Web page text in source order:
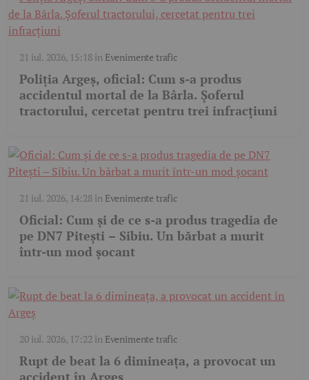
21 iul. 2026, 15:18în Evenimente trafic
Poliția Argeș, oficial: Cum s-a produs
accidentul mortal de la Bârla. Șoferul
tractorului, cercetat pentru trei infracțiuni
21 iul. 2026, 14:28în Evenimente trafic
Oficial: Cum și de ce s-a produs tragedia de
pe DN7 Pitești – Sibiu. Un bărbat a murit
într-un mod șocant
20 iul. 2026, 17:22 în Evenimente trafic
Rupt de beat la 6 dimineața, a provocat un
accident în Argeș